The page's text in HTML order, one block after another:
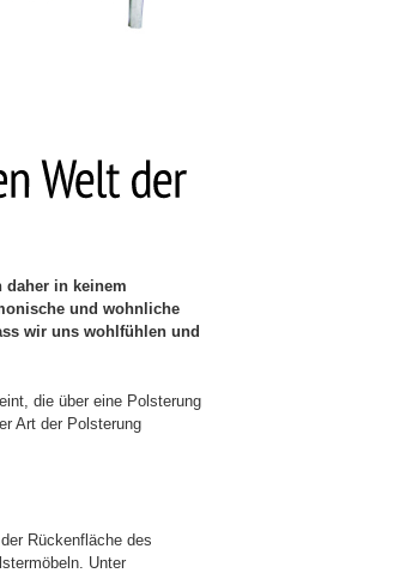
in keinem
und wohnliche
wir uns wohlfühlen und
die über eine Polsterung
Art der Polsterung
Rückenfläche des
Unter